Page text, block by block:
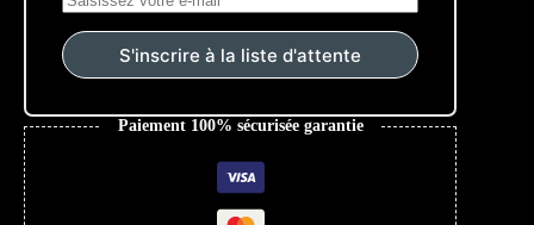
S'inscrire à la liste d'attente
Paiement 100% sécurisée garantie